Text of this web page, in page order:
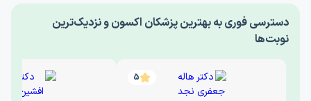
‎دسترسی فوری به بهترین پزشکان اکسون و نزدیک‌ترین
نوبت‌ها
5